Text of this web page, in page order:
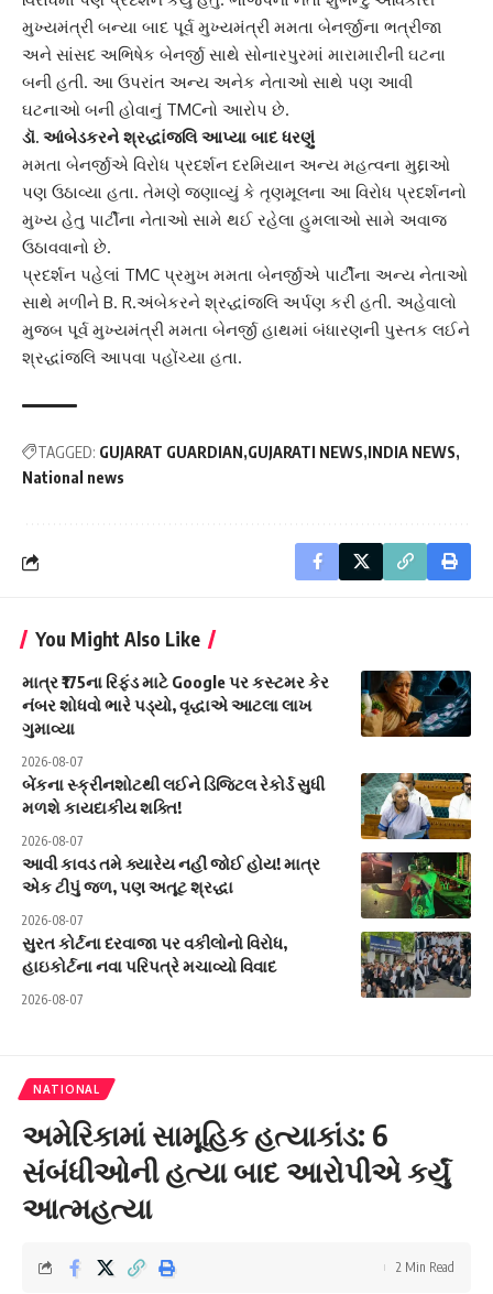
મુખ્યમંત્રી બન્યા બાદ પૂર્વ મુખ્યમંત્રી મમતા બેનર્જીના ભત્રીજા
અને સાંસદ અભિષેક બેનર્જી સાથે સોનારપુરમાં મારામારીની ઘટના
બની હતી. આ ઉપરાંત અન્ય અનેક નેતાઓ સાથે પણ આવી
ઘટનાઓ બની હોવાનું TMCનો આરોપ છે.
ડૉ. આંબેડકરને શ્રદ્ધાંજલિ આપ્યા બાદ ધરણું
મમતા બેનર્જીએ વિરોધ પ્રદર્શન દરમિયાન અન્ય મહત્વના મુદ્દાઓ
પણ ઉઠાવ્યા હતા. તેમણે જણાવ્યું કે તૃણમૂલના આ વિરોધ પ્રદર્શનનો
મુખ્ય હેતુ પાર્ટીના નેતાઓ સામે થઈ રહેલા હુમલાઓ સામે અવાજ
ઉઠાવવાનો છે.
પ્રદર્શન પહેલાં TMC પ્રમુખ મમતા બેનર્જીએ પાર્ટીના અન્ય નેતાઓ
સાથે મળીને B. R.અંબેકરને શ્રદ્ધાંજલિ અર્પણ કરી હતી. અહેવાલો
મુજબ પૂર્વ મુખ્યમંત્રી મમતા બેનર્જી હાથમાં બંધારણની પુસ્તક લઈને
શ્રદ્ધાંજલિ આપવા પહોંચ્યા હતા.
TAGGED: GUJARAT GUARDIAN GUJARATI NEWS INDIA NEWS
National news
You Might Also Like
માત્ર ₹175ના રિફંડ માટે Google પર કસ્ટમર કેર
નંબર શોધવો ભારે પડ્યો, વૃદ્ધાએ આટલા લાખ
ગુમાવ્યા
2026-08-07
બેંકના સ્ક્રીનશોટથી લઈને ડિજિટલ રેકોર્ડ સુધી
મળશે કાયદાકીય શક્તિ!
2026-08-07
આવી કાવડ તમે ક્યારેય નહીં જોઈ હોય! માત્ર
એક ટીપું જળ, પણ અતૂટ શ્રદ્ધા
2026-08-07
સુરત કોર્ટના દરવાજા પર વકીલોનો વિરોધ,
હાઇકોર્ટના નવા પરિપત્રે મચાવ્યો વિવાદ
2026-08-07
NATIONAL
અમેરિકામાં સામૂહિક હત્યાકાંડ: 6
સંબંધીઓની હત્યા બાદ આરોપીએ કર્યું
આત્મહત્યા
2 Min Read